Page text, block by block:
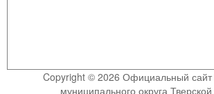
Copyright © 2026 Официальный сайт
муниципального округа